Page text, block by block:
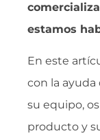
estamos
En este
con la ayuda
su equipo,
producto y